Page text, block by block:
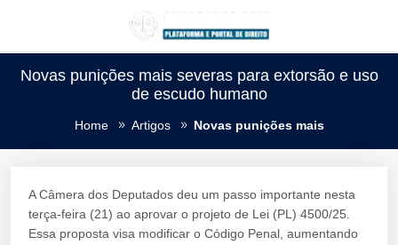
Novas punições mais severas para extorsão e uso
de escudo humano
Home Artigos Novas punições mais
A Câmera dos Deputados deu um passo importante nesta
terça-feira (21) ao aprovar o projeto de Lei (PL) 4500/25.
Essa proposta visa modificar o Código Penal, aumentando